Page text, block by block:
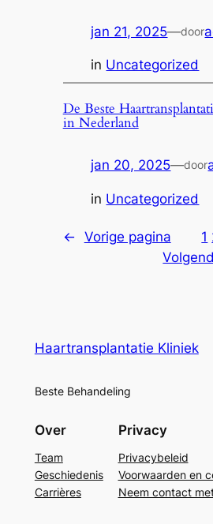
jan 21, 2025—door
in Uncategorized
De Beste
in Nederland
jan 20, 2025—door
in Uncategorized
← Vorige pagina 1
Haartransplantatie Kliniek
Beste Behandeling
Over
Team
Geschiedenis
Carrières
Privacy
Privacybeleid
Voorwaarden en
Neem contact